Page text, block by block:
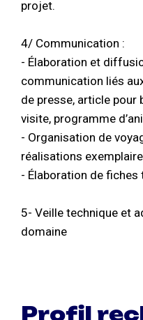
projet.
4/ Communication :
- Élaboration et
communication liés
de presse, article pour
visite, programme
- Organisation de
réalisations
- Élaboration de fiches
5- Veille technique et
domaine
Profil